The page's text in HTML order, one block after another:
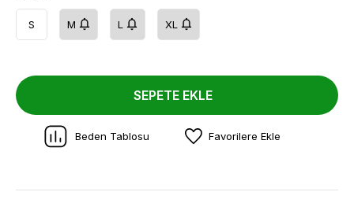
S M L XL
SEPETE EKLE
Beden Tablosu Favorilere Ekle